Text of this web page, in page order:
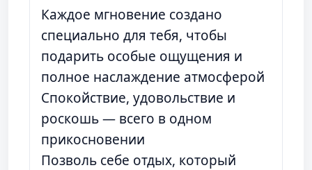
Каждое мгновение создано
специально для тебя, чтобы
подарить особые ощущения и
полное наслаждение атмосферой
Спокойствие, удовольствие и
роскошь — всего в одном
прикосновении
Позволь себе отдых, который